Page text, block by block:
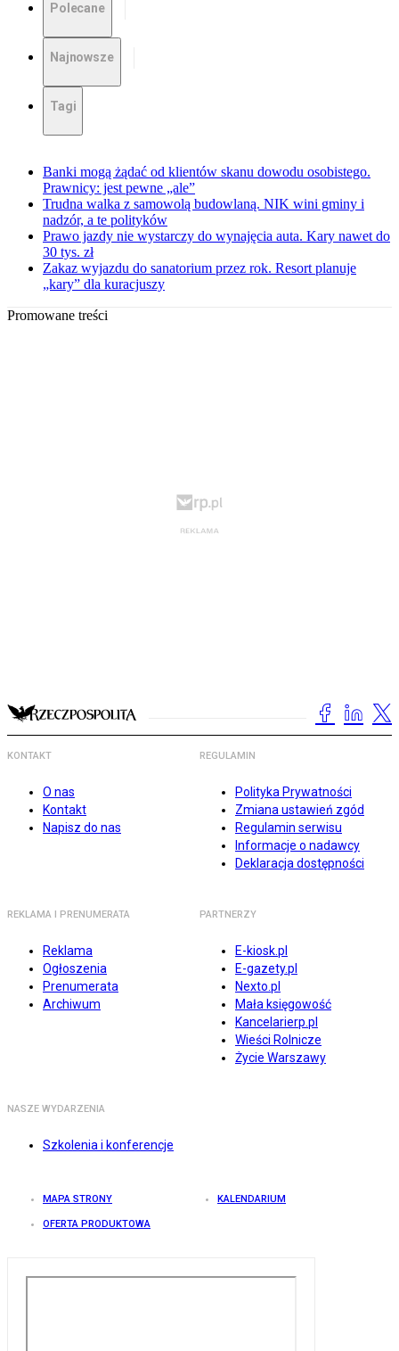
Polecane
Najnowsze
Tagi
Banki mogą żądać od klientów skanu dowodu osobistego.
Prawnicy: jest pewne „ale”
Trudna walka z samowolą budowlaną. NIK wini gminy i
nadzór, a te polityków
Prawo jazdy nie wystarczy do wynajęcia auta. Kary nawet do
30 tys. zł
Zakaz wyjazdu do sanatorium przez rok. Resort planuje
„kary” dla kuracjuszy
Promowane treści
KONTAKT
O nas
Kontakt
Napisz do nas
REGULAMIN
Polityka Prywatności
Zmiana ustawień zgód
Regulamin serwisu
Informacje o nadawcy
Deklaracja dostępności
REKLAMA I PRENUMERATA
Reklama
Ogłoszenia
Prenumerata
Archiwum
PARTNERZY
E-kiosk.pl
E-gazety.pl
Nexto.pl
Mała księgowość
Kancelarierp.pl
Wieści Rolnicze
Życie Warszawy
NASZE WYDARZENIA
Szkolenia i konferencje
MAPA STRONY KALENDARIUM
OFERTA PRODUKTOWA